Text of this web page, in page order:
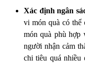
Xác định ngân
vi món quà có thể
món quà phù hợp
người nhận cảm
chi tiêu quá nhiều